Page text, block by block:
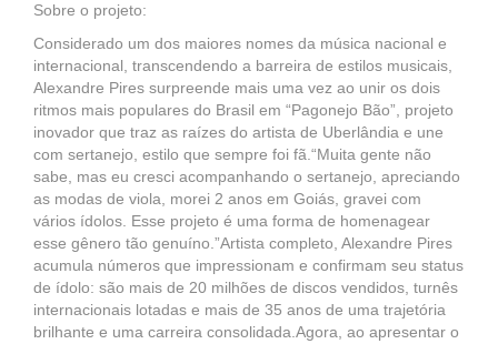
Sobre o projeto:
Considerado um dos maiores nomes da música nacional e
internacional, transcendendo a barreira de estilos musicais,
Alexandre Pires surpreende mais uma vez ao unir os dois
ritmos mais populares do Brasil em “Pagonejo Bão”, projeto
inovador que traz as raízes do artista de Uberlândia e une
com sertanejo, estilo que sempre foi fã.“Muita gente não
sabe, mas eu cresci acompanhando o sertanejo, apreciando
as modas de viola, morei 2 anos em Goiás, gravei com
vários ídolos. Esse projeto é uma forma de homenagear
esse gênero tão genuíno.”Artista completo, Alexandre Pires
acumula números que impressionam e confirmam seu status
de ídolo: são mais de 20 milhões de discos vendidos, turnês
internacionais lotadas e mais de 35 anos de uma trajetória
brilhante e uma carreira consolidada.Agora, ao apresentar o